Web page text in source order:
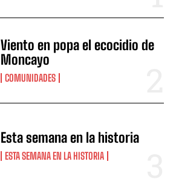
Viento en popa el ecocidio de
Moncayo
COMUNIDADES
Esta semana en la historia
ESTA SEMANA EN LA HISTORIA